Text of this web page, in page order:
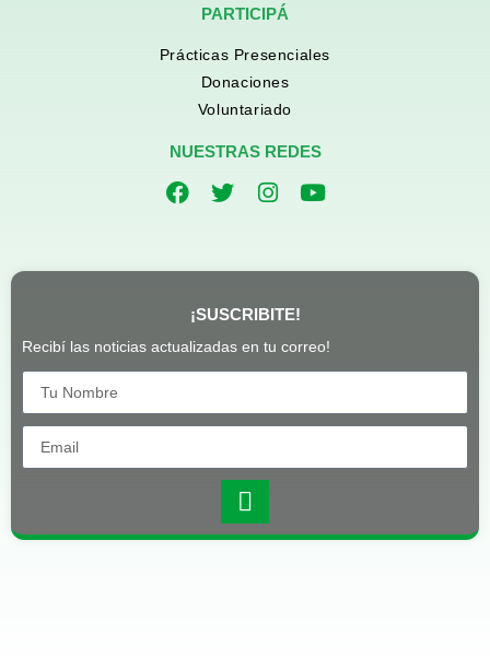
PARTICIPÁ
Prácticas Presenciales
Donaciones
Voluntariado
NUESTRAS REDES
¡SUSCRIBITE!
Recibí las noticias actualizadas en tu correo!